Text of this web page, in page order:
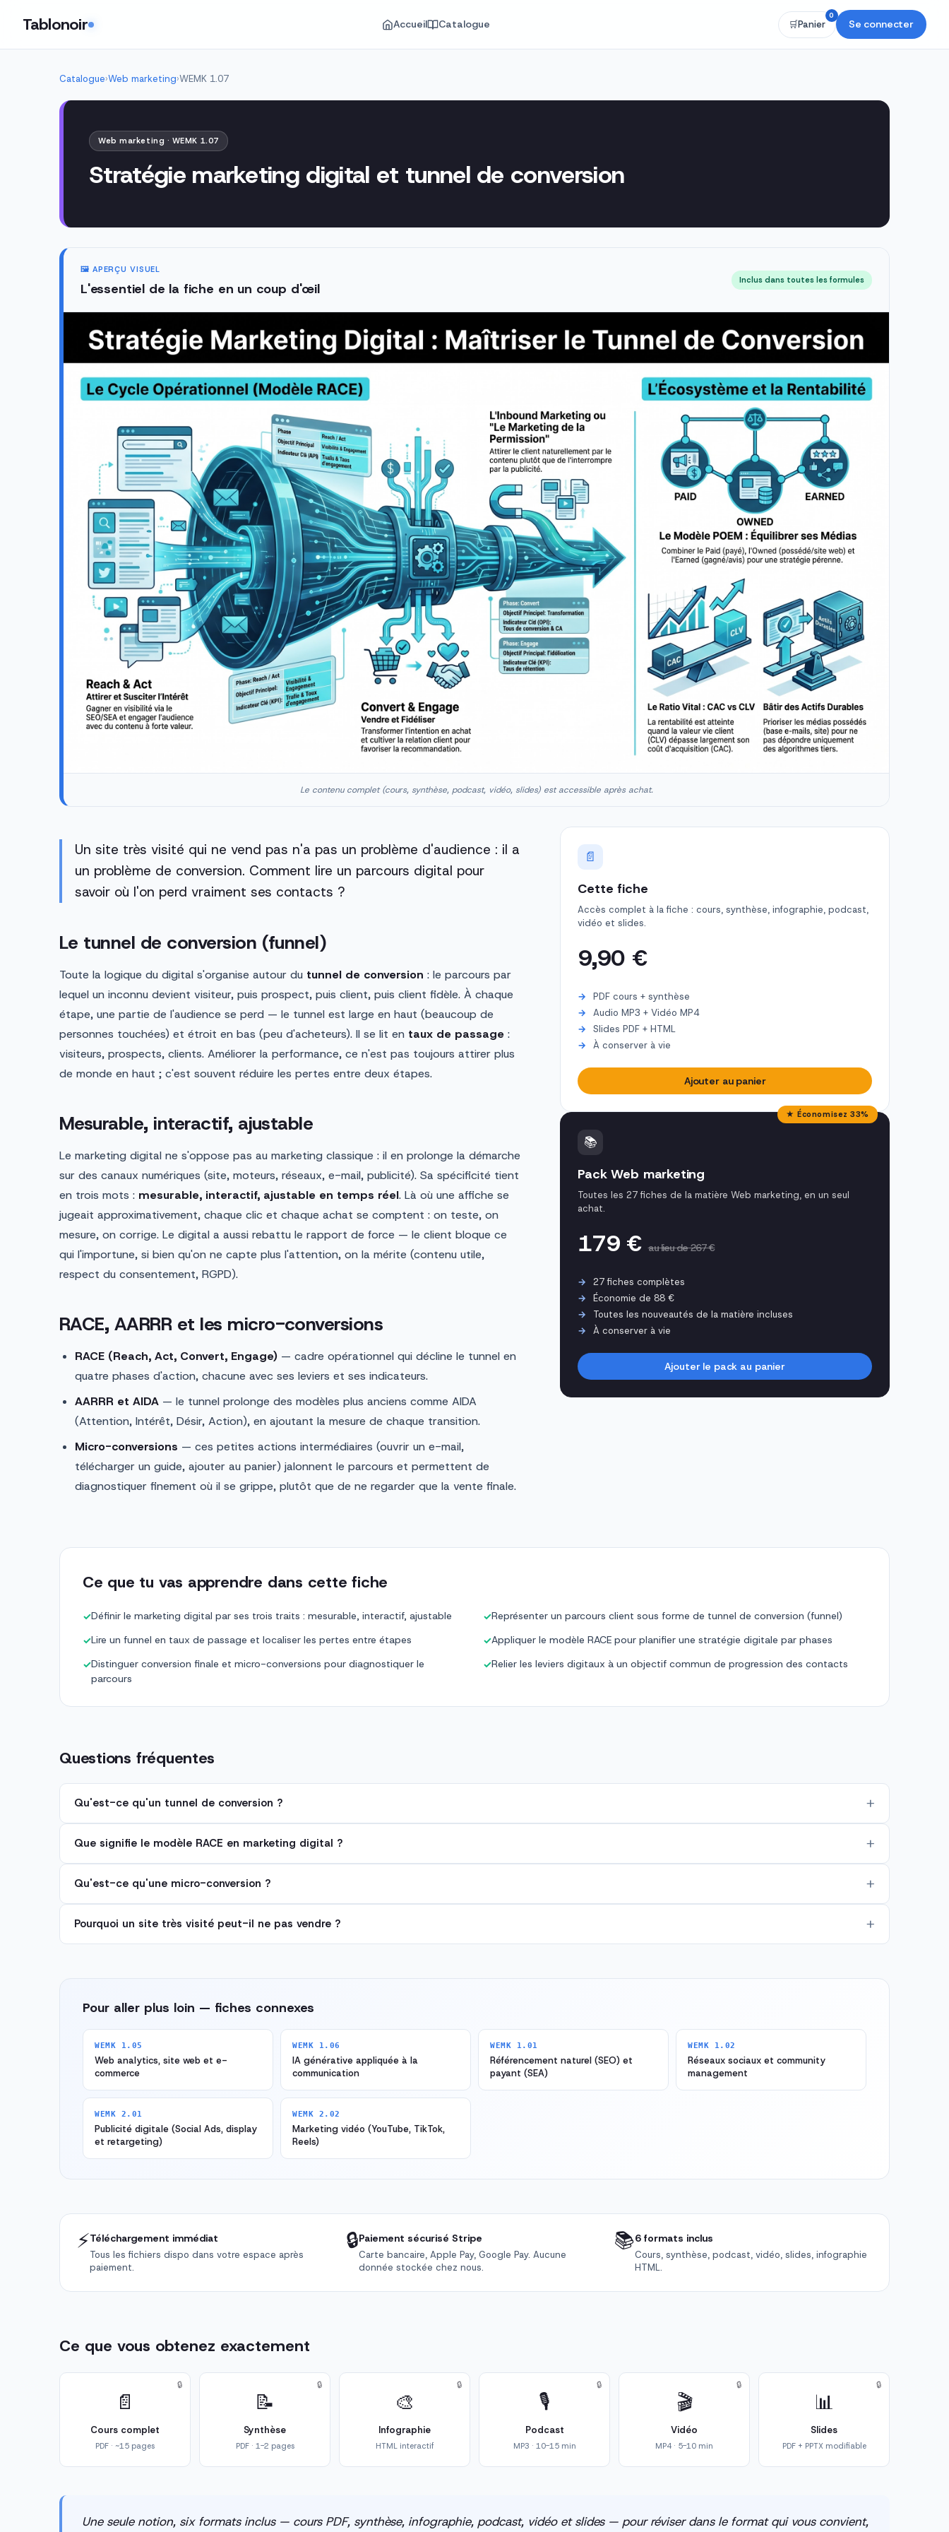
Tablonoir Accueil Catalogue 🛒Panier
0
Se connecter
Catalogue›Web marketing›WEMK 1.07
Web marketing · WEMK 1.07
Stratégie marketing digital et tunnel de conversion
🖼️ APERÇU VISUEL
L'essentiel de la fiche en un coup d'œil
Inclus dans toutes les formules
Le contenu complet (cours, synthèse, podcast, vidéo, slides) est accessible après achat.
Un site très visité qui ne vend pas n'a pas un problème d'audience : il a
un problème de conversion. Comment lire un parcours digital pour
savoir où l'on perd vraiment ses contacts ?
Le tunnel de conversion (funnel)
Toute la logique du digital s'organise autour du tunnel de conversion : le parcours par
lequel un inconnu devient visiteur, puis prospect, puis client, puis client fidèle. À chaque
étape, une partie de l'audience se perd — le tunnel est large en haut (beaucoup de
personnes touchées) et étroit en bas (peu d'acheteurs). Il se lit en taux de passage :
visiteurs, prospects, clients. Améliorer la performance, ce n'est pas toujours attirer plus
de monde en haut ; c'est souvent réduire les pertes entre deux étapes.
Mesurable, interactif, ajustable
Le marketing digital ne s'oppose pas au marketing classique : il en prolonge la démarche
sur des canaux numériques (site, moteurs, réseaux, e-mail, publicité). Sa spécificité tient
en trois mots : mesurable, interactif, ajustable en temps réel. Là où une affiche se
jugeait approximativement, chaque clic et chaque achat se comptent : on teste, on
mesure, on corrige. Le digital a aussi rebattu le rapport de force — le client bloque ce
qui l'importune, si bien qu'on ne capte plus l'attention, on la mérite (contenu utile,
respect du consentement, RGPD).
RACE, AARRR et les micro-conversions
RACE (Reach, Act, Convert, Engage) — cadre opérationnel qui décline le tunnel en
quatre phases d'action, chacune avec ses leviers et ses indicateurs.
AARRR et AIDA — le tunnel prolonge des modèles plus anciens comme AIDA
(Attention, Intérêt, Désir, Action), en ajoutant la mesure de chaque transition.
Micro-conversions — ces petites actions intermédiaires (ouvrir un e-mail,
télécharger un guide, ajouter au panier) jalonnent le parcours et permettent de
diagnostiquer finement où il se grippe, plutôt que de ne regarder que la vente finale.
📄
Cette fiche
Accès complet à la fiche : cours, synthèse, infographie, podcast,
vidéo et slides.
9,90 €
PDF cours + synthèse
Audio MP3 + Vidéo MP4
Slides PDF + HTML
À conserver à vie
Ajouter au panier
★ Économisez 33%
📚
Pack Web marketing
Toutes les 27 fiches de la matière Web marketing, en un seul
achat.
179 €au lieu de 267 €
27 fiches complètes
Économie de 88 €
Toutes les nouveautés de la matière incluses
À conserver à vie
Ajouter le pack au panier
Ce que tu vas apprendre dans cette fiche
✓Définir le marketing digital par ses trois traits : mesurable, interactif, ajustable ✓Représenter un parcours client sous forme de tunnel de conversion (funnel)
✓Lire un funnel en taux de passage et localiser les pertes entre étapes ✓Appliquer le modèle RACE pour planifier une stratégie digitale par phases
✓Distinguer conversion finale et micro-conversions pour diagnostiquer le
parcours
✓Relier les leviers digitaux à un objectif commun de progression des contacts
Questions fréquentes
Qu'est-ce qu'un tunnel de conversion ?
Que signifie le modèle RACE en marketing digital ?
Qu'est-ce qu'une micro-conversion ?
Pourquoi un site très visité peut-il ne pas vendre ?
Pour aller plus loin — fiches connexes
WEMK 1.05
Web analytics, site web et e-
commerce
WEMK 1.06
IA générative appliquée à la
communication
WEMK 1.01
Référencement naturel (SEO) et
payant (SEA)
WEMK 1.02
Réseaux sociaux et community
management
WEMK 2.01
Publicité digitale (Social Ads, display
et retargeting)
WEMK 2.02
Marketing vidéo (YouTube, TikTok,
Reels)
⚡Téléchargement immédiat
Tous les fichiers dispo dans votre espace après
paiement.
🔒Paiement sécurisé Stripe
Carte bancaire, Apple Pay, Google Pay. Aucune
donnée stockée chez nous.
📚6 formats inclus
Cours, synthèse, podcast, vidéo, slides, infographie
HTML.
Ce que vous obtenez exactement
📄
Cours complet
PDF · ~15 pages
🔒
📝
Synthèse
PDF · 1-2 pages
🔒
🎨
Infographie
HTML interactif
🔒
🎙️
Podcast
MP3 · 10-15 min
🔒
🎬
Vidéo
MP4 · 5-10 min
🔒
📊
Slides
PDF + PPTX modifiable
🔒
Une seule notion, six formats inclus — cours PDF, synthèse, infographie, podcast, vidéo et slides — pour réviser dans le format qui vous convient,